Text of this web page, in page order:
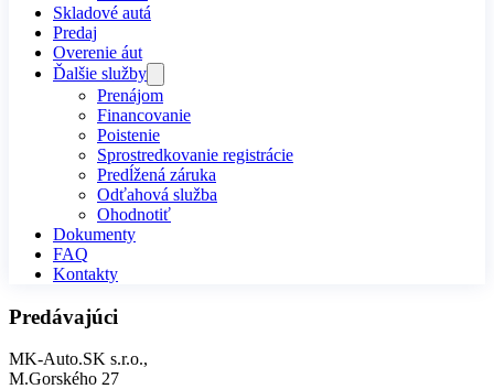
Skladové autá
Predaj
Overenie áut
Ďalšie služby
Prenájom
Financovanie
Poistenie
Sprostredkovanie registrácie
Predĺžená záruka
Odťahová služba
Ohodnotiť
Dokumenty
FAQ
Kontakty
Predávajúci
MK-Auto.SK s.r.o.,
M.Gorského 27